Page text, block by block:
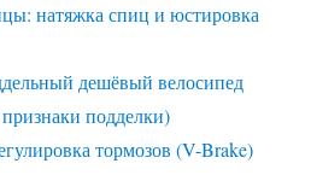
натяжка спиц и юстировка
дешёвый велосипед
подделки)
тормозов (V-Brake)